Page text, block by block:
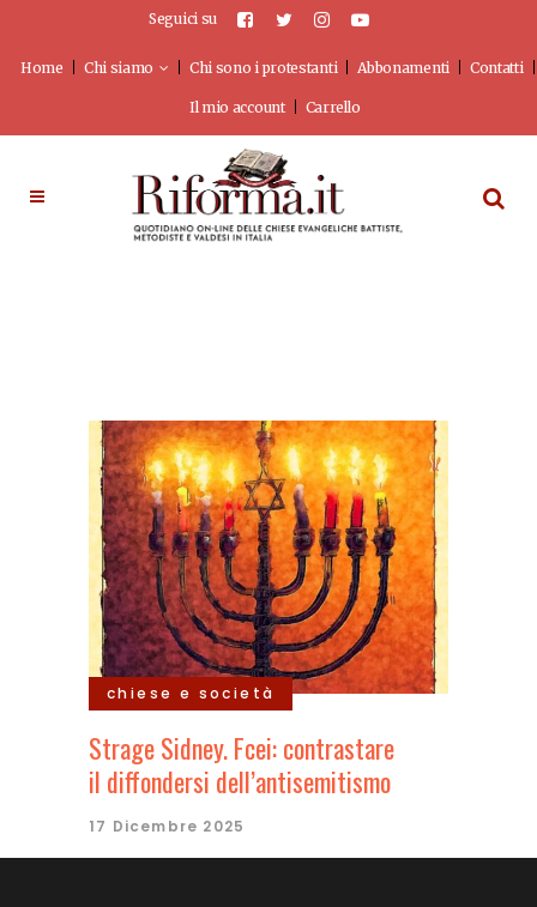
Seguici su
Home Chi siamo Chi sono i protestanti Abbonamenti Contatti
Il mio account Carrello
chiese e società
Strage Sidney. Fcei: contrastare
il diffondersi dell’antisemitismo
17 Dicembre 2025